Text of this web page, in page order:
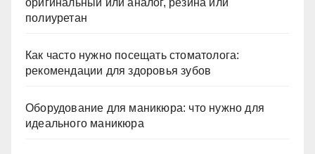
оригинальный или аналог, резина или
полиуретан
Как часто нужно посещать стоматолога:
рекомендации для здоровья зубов
Оборудование для маникюра: что нужно для
идеального маникюра